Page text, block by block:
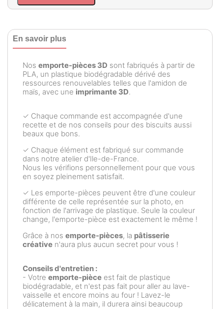
En savoir plus
Nos emporte-pièces 3D sont fabriqués à partir de
PLA, un plastique biodégradable dérivé des
ressources renouvelables telles que l'amidon de
maïs, avec une imprimante 3D.
✓ Chaque commande est accompagnée d'une
recette et de nos conseils pour des biscuits aussi
beaux que bons.
✓ Chaque élément est fabriqué sur commande
dans notre atelier d'Ile-de-France.
Nous les vérifions personnellement pour que vous
en soyez pleinement satisfait.
✓ Les emporte-pièces peuvent être d'une couleur
différente de celle représentée sur la photo, en
fonction de l'arrivage de plastique. Seule la couleur
change, l'emporte-pièce est exactement le même !
Grâce à nos emporte-pièces, la pâtisserie
créative n'aura plus aucun secret pour vous !
Conseils d'entretien :
- Votre emporte-pièce est fait de plastique
biodégradable, et n'est pas fait pour aller au lave-
vaisselle et encore moins au four ! Lavez-le
délicatement à la main, il durera ainsi beaucoup